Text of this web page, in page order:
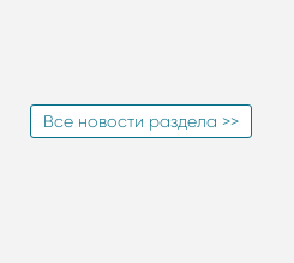
Все новости раздела >>